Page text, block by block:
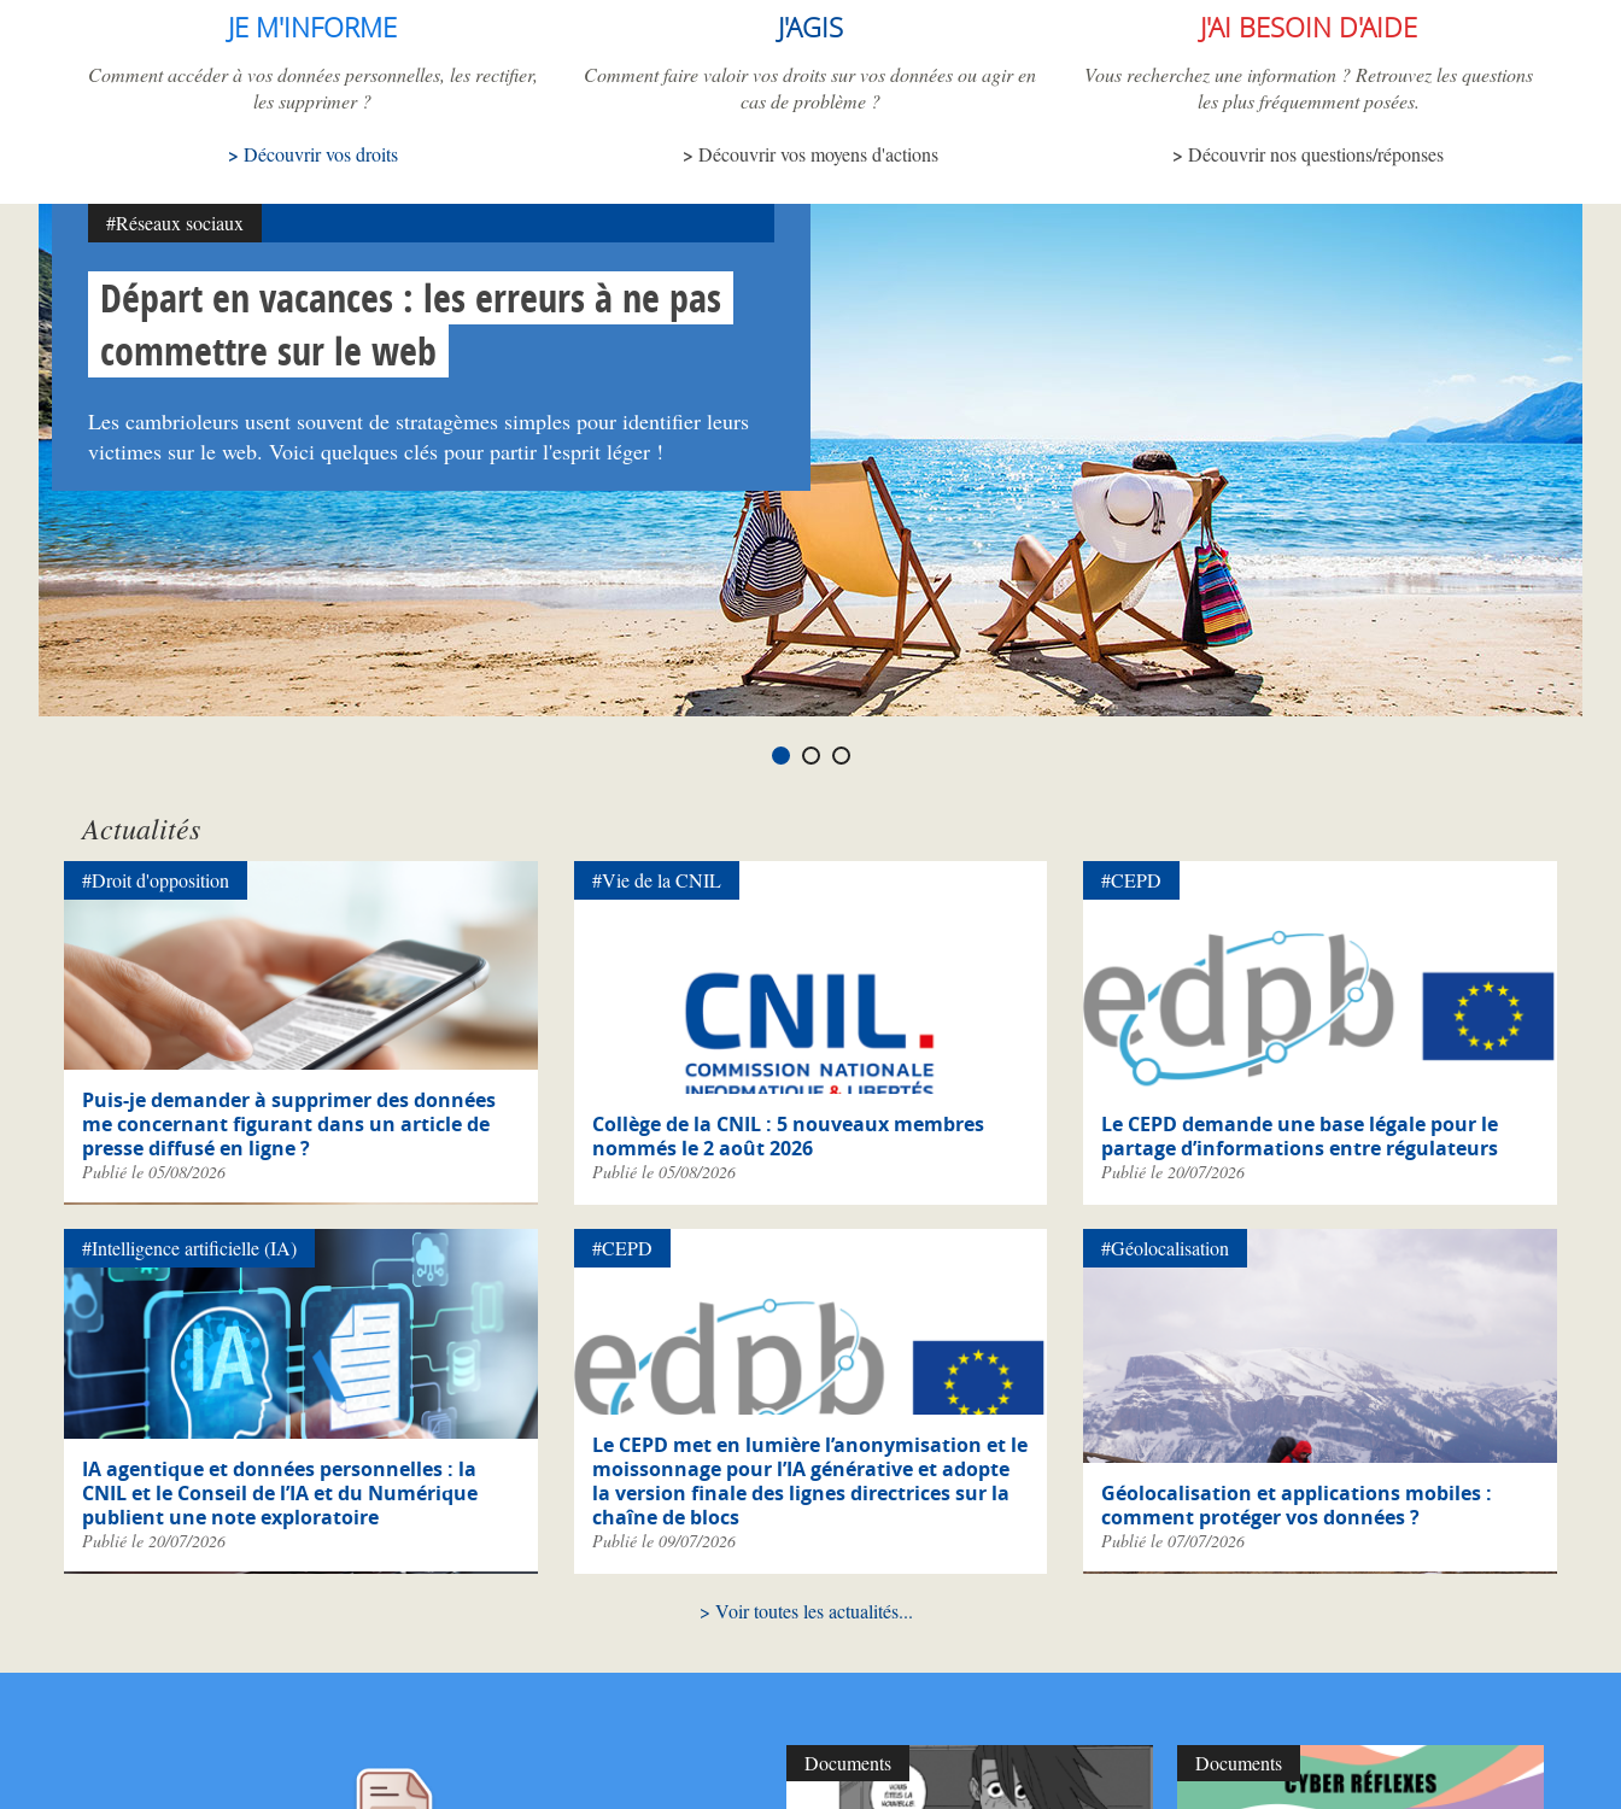
JE M'INFORME
Comment accéder à vos données personnelles, les rectifier,
les supprimer ?
Découvrir vos droits
J'AGIS
Comment faire valoir vos droits sur vos données ou agir en
cas de problème ?
Découvrir vos moyens d'actions
J'AI BESOIN D'AIDE
Vous recherchez une information ? Retrouvez les questions
les plus fréquemment posées.
Découvrir nos questions/réponses
#Réseaux sociaux
Départ en vacances : les erreurs à ne pas
commettre sur le web
Les cambrioleurs usent souvent de stratagèmes simples pour identifier leurs
victimes sur le web. Voici quelques clés pour partir l'esprit léger !
Actualités
Puis-je demander à supprimer des données
me concernant figurant dans un article de
presse diffusé en ligne ?
Publié le 05/08/2026
#Droit d'opposition
Collège de la CNIL : 5 nouveaux membres
nommés le 2 août 2026
Publié le 05/08/2026
#Vie de la CNIL
Le CEPD demande une base légale pour le
partage d’informations entre régulateurs
Publié le 20/07/2026
#CEPD
IA agentique et données personnelles : la
CNIL et le Conseil de l’IA et du Numérique
publient une note exploratoire
Publié le 20/07/2026
#Intelligence artificielle (IA)
Le CEPD met en lumière l’anonymisation et le
moissonnage pour l’IA générative et adopte
la version finale des lignes directrices sur la
chaîne de blocs
Publié le 09/07/2026
#CEPD
Géolocalisation et applications mobiles :
comment protéger vos données ?
Publié le 07/07/2026
#Géolocalisation
Voir toutes les actualités
Documents Documents